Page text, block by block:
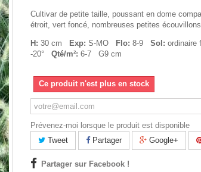
Cultivar de petite taille, poussant en dome
étroit, vert foncé, nombreuses petites
H: 30 cm Exp: S-MO Flo: 8-9 Sol: ordinaire
-20° Qté/m²: 6-7 G9 cm
Ce produit n'est plus en stock
Prévenez-moi lorsque le produit est disponible
Tweet
Partager Google+
Partager sur Facebook !